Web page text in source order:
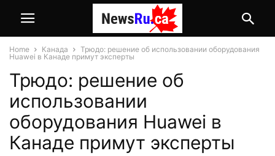
Home Канада
Трюдо: решение об использовании оборудования
Huawei в Канаде примут эксперты
Трюдо: решение об
использовании
оборудования Huawei в
Канаде примут эксперты